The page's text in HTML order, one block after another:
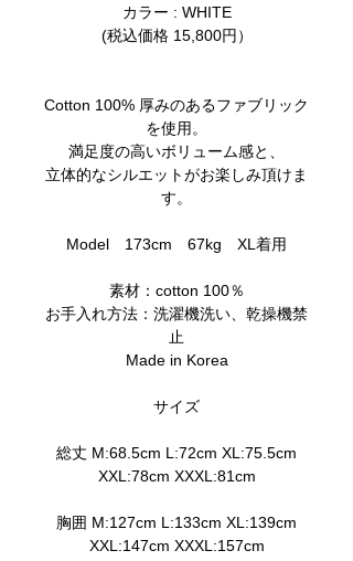
カラー : WHITE
(税込価格 15,800円）
Cotton 100% 厚みのあるファブリック
を使用。
満足度の高いボリューム感と、
立体的なシルエットがお楽しみ頂けま
す。
Model 173cm 67kg XL着用
素材：cotton 100％
お手入れ方法：洗濯機洗い、乾操機禁
止
Made in Korea
サイズ
総丈 M:68.5cm L:72cm XL:75.5cm
XXL:78cm XXXL:81cm
胸囲 M:127cm L:133cm XL:139cm
XXL:147cm XXXL:157cm